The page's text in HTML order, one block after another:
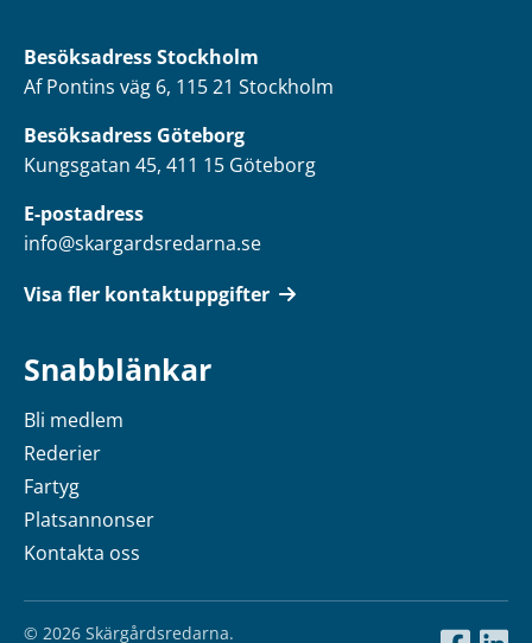
BesöksadressStockholm
Af Pontins väg 6, 115 21 Stockholm
Besöksadress Göteborg
Kungsgatan 45, 411 15 Göteborg
E-postadress
info@skargardsredarna.se
Visa fler kontaktuppgifter
Snabblänkar
Bli medlem
Rederier
Fartyg
Platsannonser
Kontakta oss
© 2026 Skärgårdsredarna.